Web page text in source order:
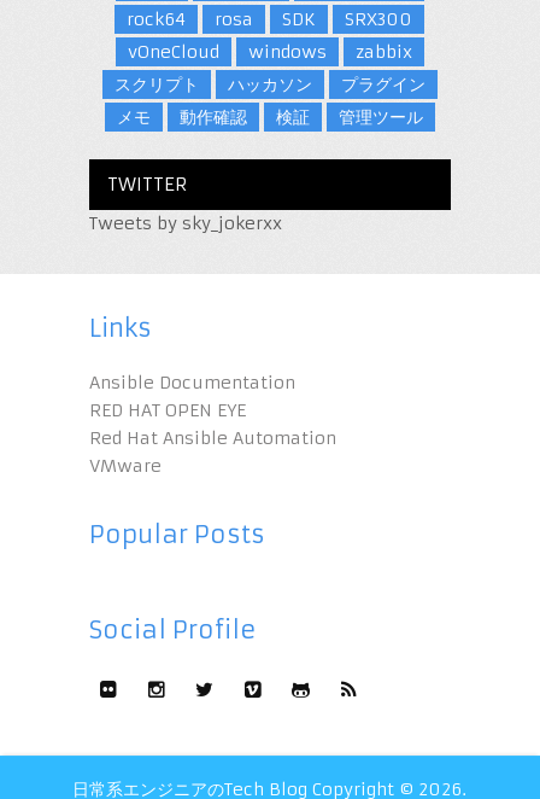
rock64
rosa SDK
SRX300
vOneCloud
windows
zabbix
スクリプト
ハッカソン
プラグイン
メモ
動作確認 検証 管理ツール
TWITTER
Tweets by sky_jokerxx
Links
Ansible Documentation
RED HAT OPEN EYE
Red Hat Ansible Automation
VMware
Popular Posts
Social Profile
日常系エンジニアのTech Blog Copyright © 2026.